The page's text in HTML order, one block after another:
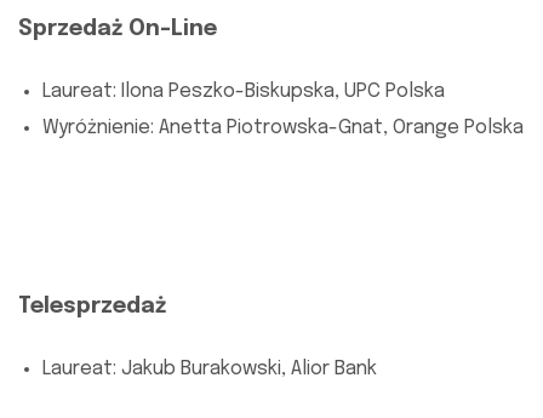
Sprzedaż On-Line
Laureat: Ilona Peszko-Biskupska, UPC Polska
Wyróżnienie: Anetta Piotrowska-Gnat, Orange Polska
Telesprzedaż
Laureat: Jakub Burakowski, Alior Bank